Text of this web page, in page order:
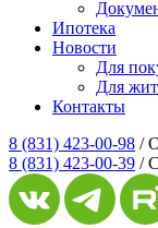
Ипотека
Новости
Для
Для
Контакты
8 (831) 423-00-98 /
8 (831) 423-00-39 /